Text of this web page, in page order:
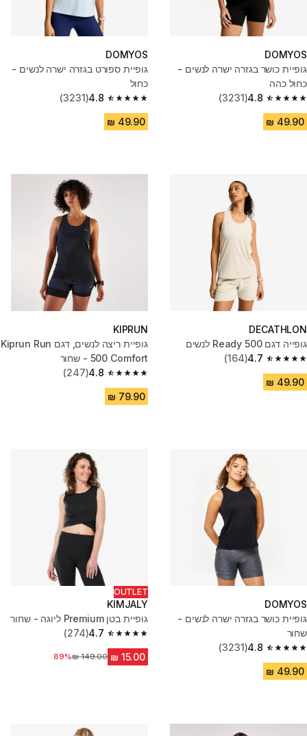
DOMYOS
גופיית כושר בגזרה ישרה לנשים -
כחול כהה
4.8
4.8 out of 5 stars from 3231 reviews
(3231)
DOMYOS
גופיית ספורט בגזרה ישרה לנשים -
כחול
4.8
4.8 out of 5 stars from 3231 reviews
(3231)
DECATHLON
גופייה דגם Ready 500 לנשים
4.7
4.7 out of 5 stars from 164 reviews
(164)
KIPRUN
גופיית ריצה לנשים, דגם Kiprun Run
500 Comfort - שחור
4.8
4.8 out of 5 stars from 247 reviews
(247)
DOMYOS
גופיית כושר בגזרה ישרה לנשים -
שחור
4.8
4.8 out of 5 stars from 3231 reviews
(3231)
OUTLET
KIMJALY
גופיית בטן Premium ליוגה - שחור
4.7
4.7 out of 5 stars from 274 reviews
(274)
מחיר לפני הנחה‏149.00 ₪
89%